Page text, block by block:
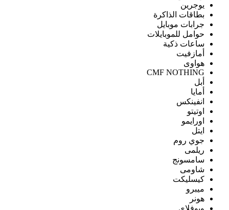
يوجرين
بطاقات الذاكرة
جرابات موبايل
حوامل للموبايلات
ساعات ذكية
أمازفيت
هواوى
CMF NOTHING
أبل
أمايا
انفينكس
اوتيتو
اورايمو
ايتل
جوي روم
ريلمى
سامسونج
شاومى
كيسليكت
ميبرو
هونر